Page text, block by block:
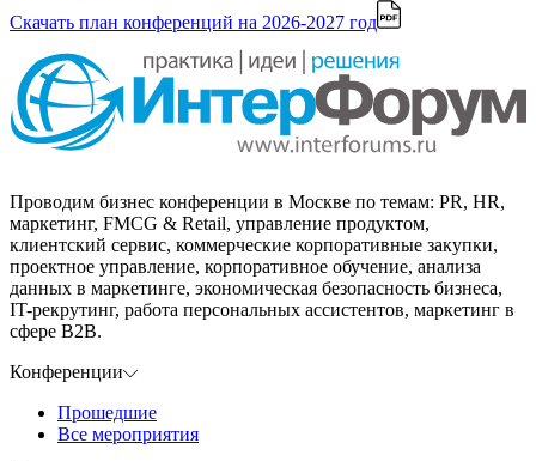
Скачать план конференций на 2026-2027 год
Проводим бизнес конференции в Москве по темам: PR, HR,
маркетинг, FMCG & Retail, управление продуктом,
клиентский сервис, коммерческие корпоративные закупки,
проектное управление, корпоративное обучение, анализа
данных в маркетинге, экономическая безопасность бизнеса,
IT-рекрутинг, работа персональных ассистентов, маркетинг в
сфере B2B.
Конференции
Прошедшие
Все мероприятия